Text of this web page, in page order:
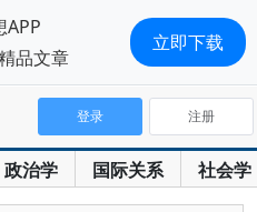
政治学 国际关系 社会学
登录 注册
APP
品文章
立即下载